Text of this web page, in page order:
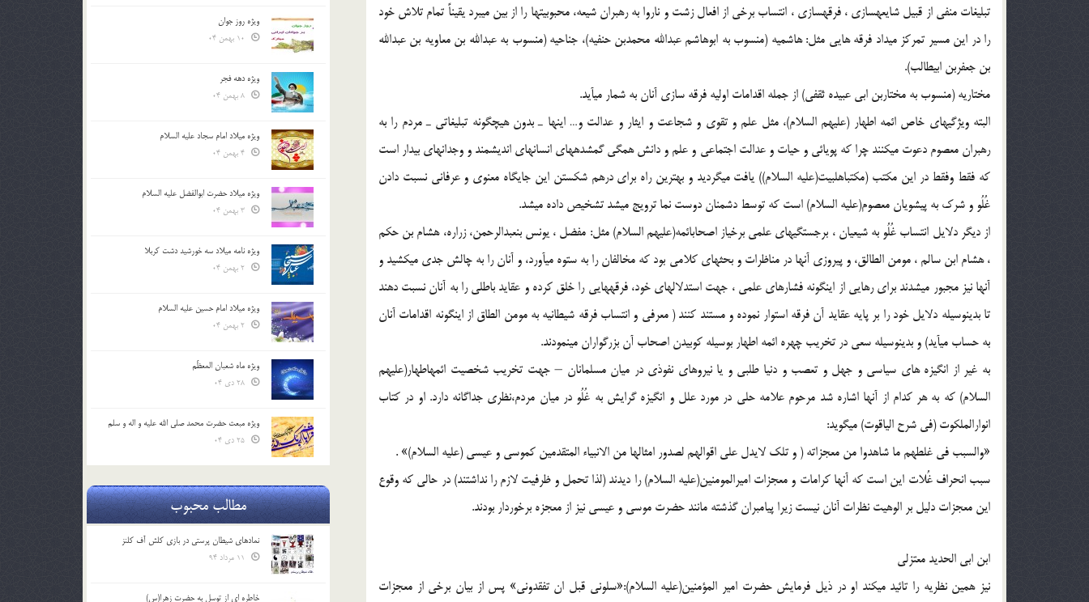
تبليغات منفي از قبيل شايعهسازي ، فرقهسازي ، انتساب برخي از افعال زشت و ناروا به رهبران شيعه، محبوبيتها را از بين ميبرد يقيناً تمام تلاش خود
را در اين مسير تمركز ميداد فرقه هايي مثل: هاشميه (منسوب به ابوهاشم عبدالله محمدبن حنفيه)، جناحيه (منسوب به عبدالله بن معاويه بن عبدالله
بن جعفربن ابيطالب).
مختاريه (منسوب به مختاربن ابي عبيده ثقفي) از جمله اقدامات اوليه فرقه سازي آنان به شمار ميآيد.
البته ويژگيهاي خاص ائمه اطهار (عليهم السلام)، مثل علم و تقوي و شجاعت و ايثار و عدالت و… اينها ـ بدون هيچگونه تبليغاتي ـ مردم را به
رهبران معصوم دعوت ميكنند چرا كه پويائي و حيات و عدالت اجتماعي و علم و دانش همگي گمشدههاي انسانهاي انديشمند و وجدانهاي بيدار است
كه فقط وفقط در اين مكتب (مكتباهلبيت(عليه السلام)) يافت ميگرديد و بهترين راه براي درهم شكستن اين جايگاه معنوي و عرفاني نسبت دادن
غُلُو و شرك به پيشويان معصوم(عليه السلام) است كه توسط دشمنان دوست نما ترويج ميشد تشخيص داده ميشد.
از ديگر دلايل انتساب غُلُو به شيعيان ، برجستگيهاي علمي برخياز اصحابائمه(عليهم السلام) مثل: مفضل ، يونس بنعبدالرحمن، زراره، هشام بن حكم
، هشام ابن سالم ، مومن الطالق، و پيروزي آنها در مناظرات و بحثهاي كلامي بود كه مخالفان را به ستوه ميآورد، و آنان را به چالش جدي ميكشيد و
آنها نيز مجبور ميشدند براي رهايي از اينگونه فشارهاي علمي ، جهت استدلالهاي خود، فرقههايي را خلق كرده و عقايد باطلي را به آنان نسبت دهند
تا بدينوسيله دلايل خود را بر پايه عقايد آن فرقه استوار نموده و مستند كنند ( معرفي و انتساب فرقه شيطانيه به مومن الطاق از اينگونه اقدامات آنان
به حساب ميآيد) و بدينوسيله سعي در تخريب چهره ائمه اطهار بوسيله كوبيدن اصحاب آن بزرگواران مينمودند.
به غير از انگيزه هاي سياسي و جهل و تعصب و دنيا طلبي و يا نيروهاي نفوذي در ميان مسلمانان – جهت تخريب شخصيت ائمهاطهار(عليهم
السلام) كه به هر كدام از آنها اشاره شد مرحوم علامه حلي در مورد علل و انگيزه گرايش به غُلُو در ميان مردم،نظري جداگانه دارد. او در كتاب
انوارالملكوت (في شرح الياقوت) ميگويد:
«والسبب في غلطهم ما شاهدوا من معجزاته ( و تلك لايدل علي اقوالهم لصدور امثالها من الانبياء المتقدمين كموسي و عيسي (عليه السلام)» .
سبب انحراف غُلات اين است كه آنها كرامات و معجزات اميرالمومنين(عليه السلام) را ديدند (لذا تحمل و ظرفيت لازم را نداشتند) در حالي كه وقوع
اين معجزات دليل بر الوهيت نظرات آنان نيست زيرا پيامبران گذشته مانند حضرت موسي و عيسي نيز از معجزه برخوردار بودند.
ابن ابي الحديد معتزلي
نيز همين نظريه را تائيد ميكند او در ذيل فرمايش حضرت امير المؤمنين(عليه السلام):«سلوني قبل ان تفقدوني» پس از بيان برخي از معجزات
ویژه روز جوان
ویژه دهه فجر
ویژه میلاد امام سجاد علیه السلام
ویژه میلاد حضرت ابوالفضل علیه السلام
ویژه نامه میلاد سه خورشید دشت کربلا
ویژه میلاد امام حسین علیه السلام
ویژه ماه شعبان المعظّم
ویژه مبعث حضرت محمد صلی الله علیه و اله و سلم
مطالب محبوب
نمادهای شیطان پرستی در بازی کلش آف کلنز
خاطره ای از توسل به حضرت زهرا(س)